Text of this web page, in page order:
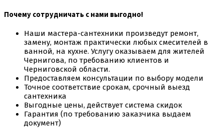
Почему сотрудничать с нами выгодно!
Наши мастера-сантехники произведут ремонт,
замену, монтаж практически любых смесителей в
ванной, на кухне. Услугу оказываем для жителей
Чернигова, по требованию клиентов и
Черниговской области.
Предоставляем консультации по выбору модели
Точное соответствие срокам, срочный выезд
сантехника
Выгодные цены, действует система скидок
Гарантия (по требованию заказчика выдаем
документ)